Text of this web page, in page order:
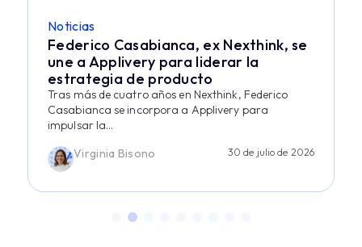
Noticias
Federico Casabianca, ex Nexthink, se
une a Applivery para liderar la
estrategia de producto
Tras más de cuatro años en Nexthink, Federico
Casabianca se incorpora a Applivery para
impulsar la...
Virginia Bisono
30 de julio de 2026